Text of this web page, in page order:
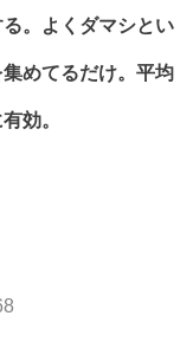
。よくダマシとい
めてるだけ。平均
効。